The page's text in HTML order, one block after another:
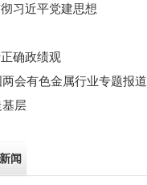
习近平党建思想
确政绩观
两会有色金属行业专题报道
基层
闻